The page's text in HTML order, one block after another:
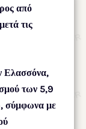
από
τις
Ελασσόνα,
των 5,9
σύμφωνα με